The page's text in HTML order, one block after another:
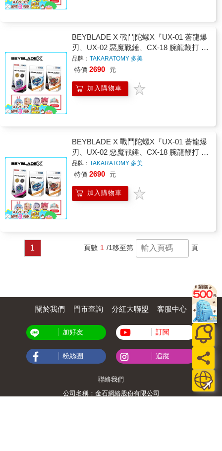
BEYBLADE X 戰鬥陀螺X『UX-01 蒼龍爆
刃、UX-02 惡魔戰錘、CX-18 腕龍鞭打 隨
機強化組』多款任選
品牌： TAKARATOMY 多美
特價 2690 元
加入購物車
BEYBLADE X 戰鬥陀螺X『UX-01 蒼龍爆
刃、UX-02 惡魔戰錘、CX-18 腕龍鞭打 隨
機強化組』多款任選
品牌： TAKARATOMY 多美
特價 2690 元
加入購物車
1 頁數 1 /1移至第 頁
關於我們 門市查詢 分紅大聯盟 客服中心
加好友 訂閱
粉絲團 追蹤
聯絡我們
公司名稱：金石網絡股份有限公司